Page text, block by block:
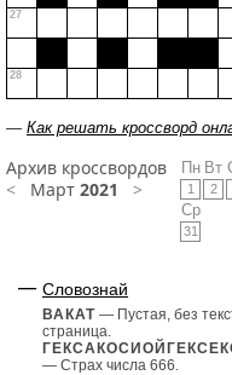
27
28
— Как решать кроссворд
Архив кроссвордов
< Март 2021 >
Пн
1
Вт
2
Ср
31
Словознай
ВАКАТ — Пустая, без
страница.
— Страх числа 666.